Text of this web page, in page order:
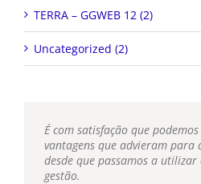
TERRA – GGWEB 12 (2)
Uncategorized (2)
É com satisfação que
vantagens que advieram para
desde que passamos a
gestão.